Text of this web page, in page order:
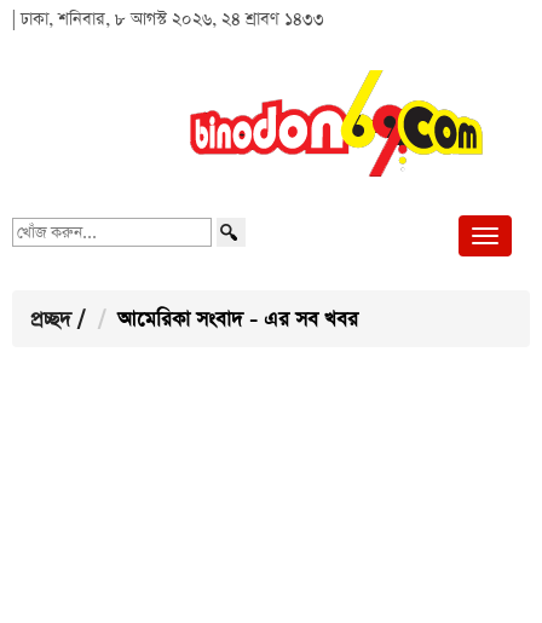
| ঢাকা, শনিবার, ৮ আগস্ট ২০২৬, ২৪ শ্রাবণ ১৪৩৩
খোঁজ
প্রচ্ছদ / আমেরিকা সংবাদ - এর সব খবর